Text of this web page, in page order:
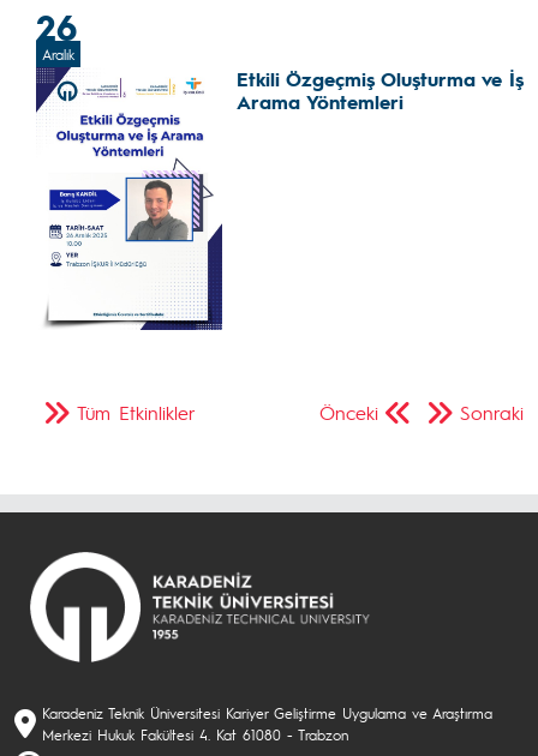
26
Aralık
Etkili Özgeçmiş Oluşturma ve İş
Arama Yöntemleri
Önceki Sonraki
Tüm Etkinlikler
Karadeniz Teknik Üniversitesi Kariyer Geliştirme Uygulama ve Araştırma
Merkezi Hukuk Fakültesi 4. Kat 61080 - Trabzon